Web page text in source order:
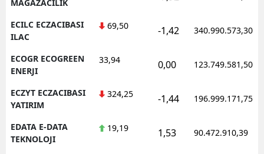
MAGAZACILIK
ECILC ECZACIBASI
ILAC
69,50 -1,42 340.990.573,30
ECOGR ECOGREEN
ENERJI
33,94 0,00 123.749.581,50
ECZYT ECZACIBASI
YATIRIM
324,25 -1,44 196.999.171,75
EDATA E-DATA
TEKNOLOJI
19,19 1,53 90.472.910,39